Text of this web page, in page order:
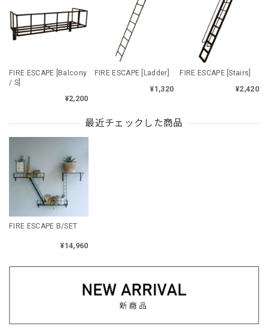
FIRE ESCAPE [Balcony
/ S]
¥2,200
FIRE ESCAPE [Ladder]
¥1,320
FIRE ESCAPE [Stairs]
¥2,420
最近チェックした商品
FIRE ESCAPE B/SET
¥14,960